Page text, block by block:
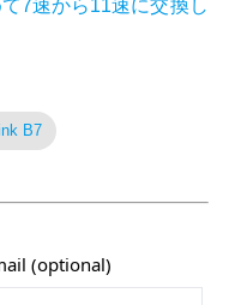
7速から11速に交換し
B7